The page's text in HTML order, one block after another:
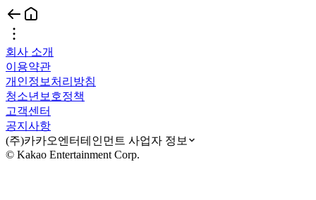
회사 소개
이용약관
개인정보처리방침
청소년보호정책
고객센터
공지사항
(주)카카오엔터테인먼트 사업자 정보
© Kakao Entertainment Corp.